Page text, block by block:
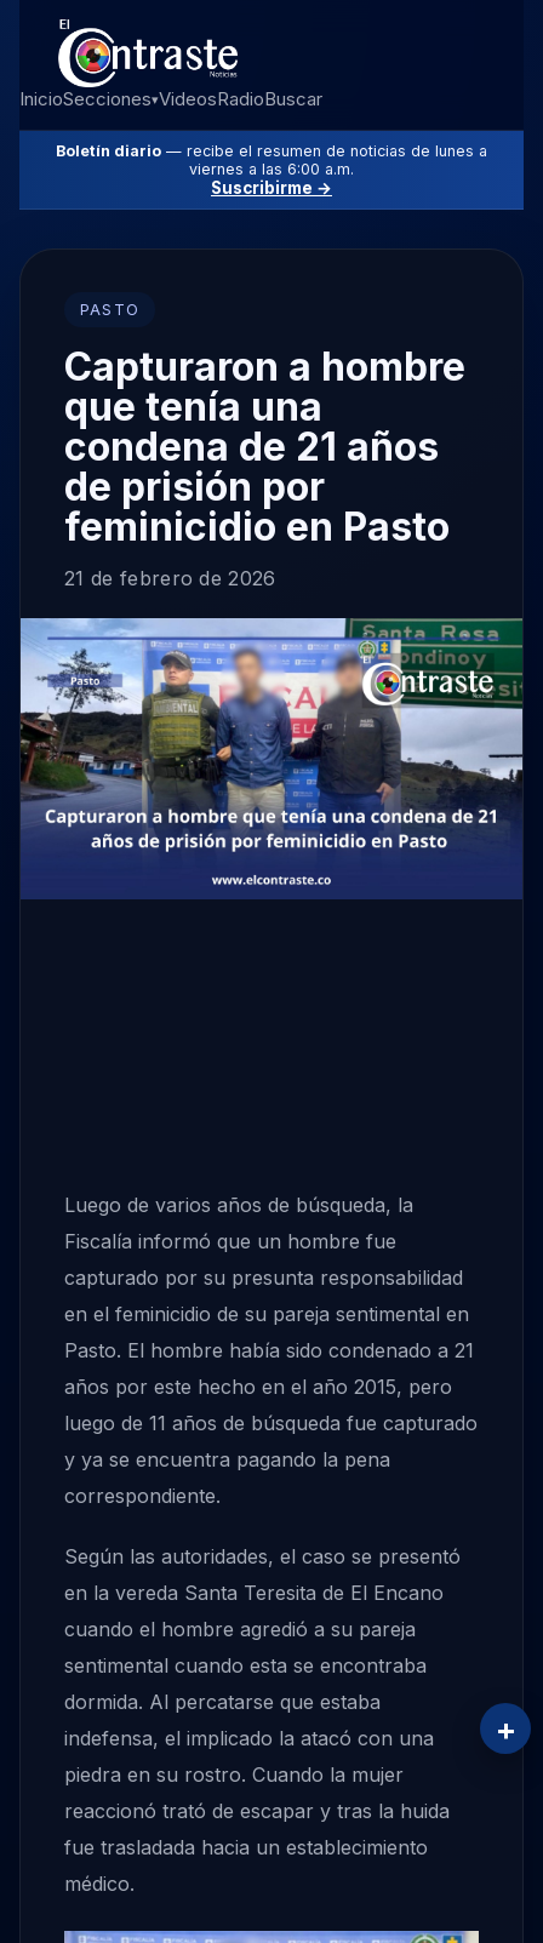
InicioSecciones▾VideosRadioBuscar
Boletín diario — recibe el resumen de noticias de lunes a
viernes a las 6:00 a.m.
Suscribirme →
PASTO
Capturaron a hombre
que tenía una
condena de 21 años
de prisión por
feminicidio en Pasto
21 de febrero de 2026
Luego de varios años de búsqueda, la
Fiscalía informó que un hombre fue
capturado por su presunta responsabilidad
en el feminicidio de su pareja sentimental en
Pasto. El hombre había sido condenado a 21
años por este hecho en el año 2015, pero
luego de 11 años de búsqueda fue capturado
y ya se encuentra pagando la pena
correspondiente.
Según las autoridades, el caso se presentó
en la vereda Santa Teresita de El Encano
cuando el hombre agredió a su pareja
sentimental cuando esta se encontraba
dormida. Al percatarse que estaba
indefensa, el implicado la atacó con una
piedra en su rostro. Cuando la mujer
reaccionó trató de escapar y tras la huida
fue trasladada hacia un establecimiento
médico.
+